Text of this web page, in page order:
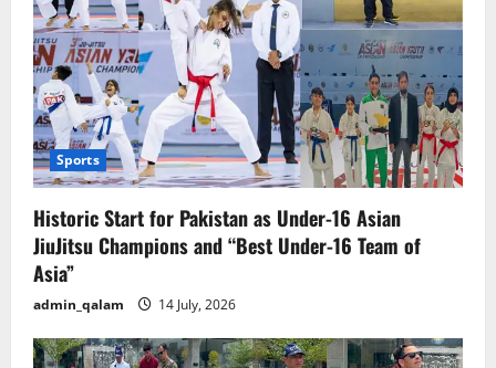
Sports
Historic Start for Pakistan as Under-16 Asian
JiuJitsu Champions and “Best Under-16 Team of
Asia”
admin_qalam 14 July, 2026